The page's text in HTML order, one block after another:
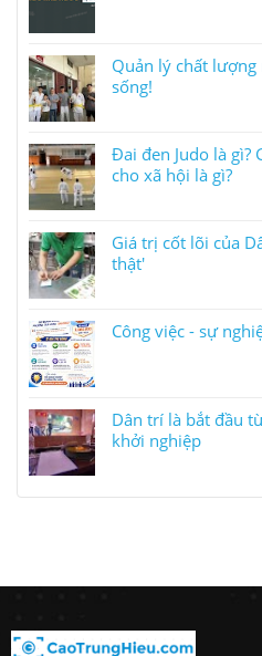
Quản lý chất
sống!
Đai đen Judo là gì?
cho xã hội là gì?
Giá trị cốt lõi của
thật'
Công việc - sự
Dân trí là bắt đầu
khởi nghiệp